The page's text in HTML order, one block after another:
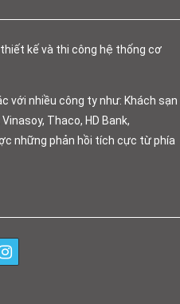
kế và thi công hệ thống cơ
với nhiều công ty như: Khách sạn
Thaco, HD Bank,
những phản hồi tích cực từ phía